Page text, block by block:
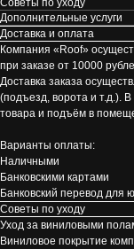
Дополнительные услуги
Доставка и оплата
Компания «Roof»
при заказе от 10000
Доставка заказа
(подъезд, ворота и т.д.). В
товара и подъём в
Варианты оплаты:
Наличными
Банковскими картами
Банковский перевод
Советы по уходу
Уход за виниловыми
Виниловое покрытие